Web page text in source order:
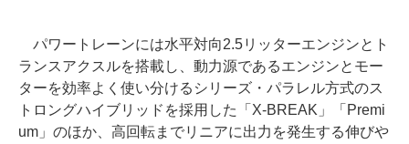
パワートレーンには水平対向2.5リッターエンジンとト
ランスアクスルを搭載し、動力源であるエンジンとモー
ターを効率よく使い分けるシリーズ・パラレル方式のス
トロングハイブリッドを採用した「X-BREAK」「Premi
um」のほか、高回転までリニアに出力を発生する伸びや